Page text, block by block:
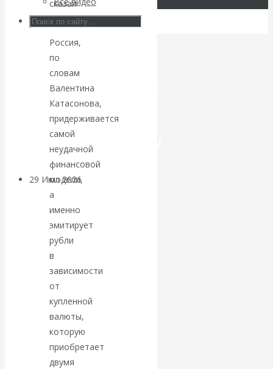
Искусственный
интеллект —
революционный
переход к
посткапитализму
29 Июл 2026Мировая
финансовая олигархия
Валентин
Катасонов.
«Мировые
ростовщики»:
вчера и сегодня
сказал
эксперт.
Россия,
по
словам
Валентина
Катасонова,
придерживается
самой
неудачной
финансовой
модели,
а
именно
эмитирует
рубли
в
зависимости
от
купленной
валюты,
которую
приобретает
двумя